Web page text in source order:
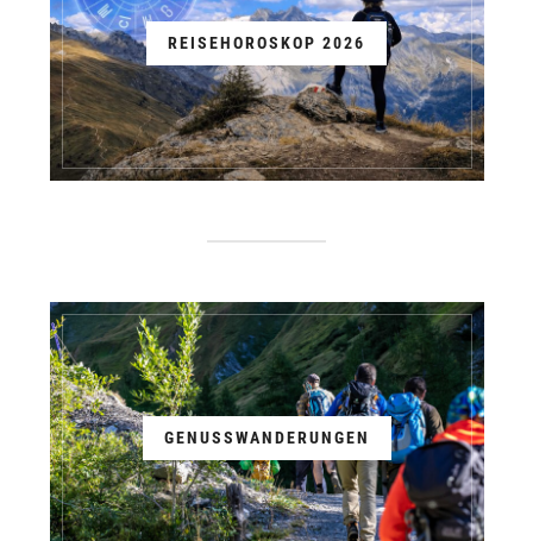
REISEHOROSKOP 2026
GENUSSWANDERUNGEN